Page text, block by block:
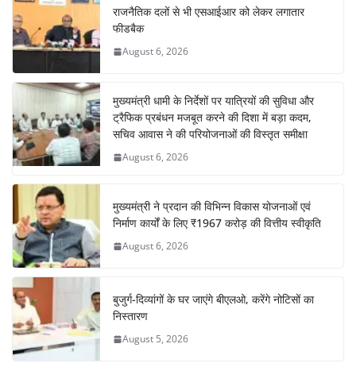
राजनैतिक दलों से भी एसआईआर को लेकर लगातार
फीडबैक
August 6, 2026
मुख्यमंत्री धामी के निर्देशों पर यात्रियों की सुविधा और
ट्रैफिक प्रबंधन मजबूत करने की दिशा में बड़ा कदम,
सचिव आवास ने की परियोजनाओं की विस्तृत समीक्षा
August 6, 2026
मुख्यमंत्री ने प्रदान की विभिन्न विकास योजनाओं एवं
निर्माण कार्यों के लिए ₹1967 करोड़ की वित्तीय स्वीकृति
August 6, 2026
बुजुर्ग-दिव्यांगों के घर जाएंगे बीएलओ, करेंगे नोटिसों का
निस्तारण
August 5, 2026